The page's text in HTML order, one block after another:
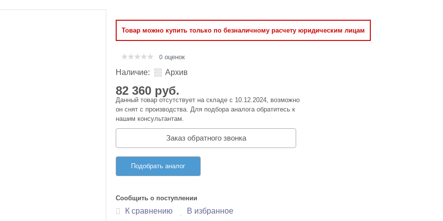
Товар можно купить только по безналичному расчету юридическим лицам
0 оценок
Наличие: Архив
82 360 руб.
Данный товар отсутствует на складе с 10.12.2024, возможно
он снят с производства. Для подбора аналога обратитесь к
нашим консультантам.
Заказ обратного звонка
Подобрать аналог
Сообщить о поступлении
К сравнению В избранное
память